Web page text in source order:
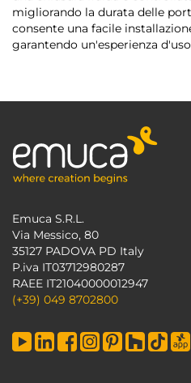
migliorando la durata delle
consente una facile
garantendo un'esperienza
Emuca S.R.L.
Via Messico, 80
35127 PADOVA PD Italy
P.iva IT03712980287
RAEE IT21040000012947
(+39) 049 8702800